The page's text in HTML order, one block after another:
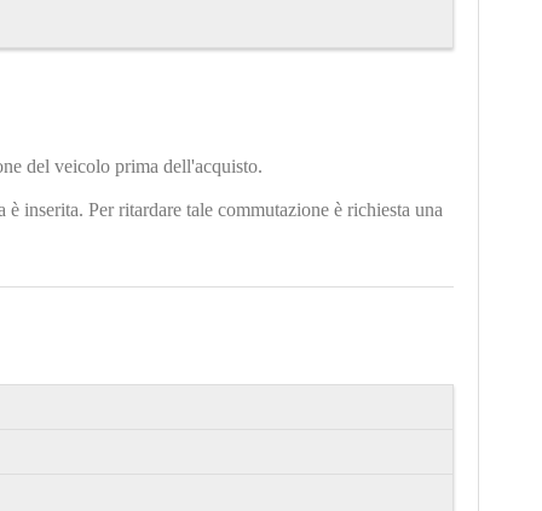
del veicolo prima dell'acquisto.
inserita. Per ritardare tale commutazione è richiesta una